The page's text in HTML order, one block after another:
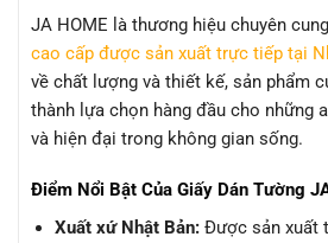
JA HOME là thương hiệu chuyên
cao cấp được sản xuất trực tiếp tại
về chất lượng và thiết kế, sản phẩm
thành lựa chọn hàng đầu cho những
và hiện đại trong không gian sống.
Điểm Nổi Bật Của Giấy Dán Tường
Xuất xứ Nhật Bản:Được sản xuất